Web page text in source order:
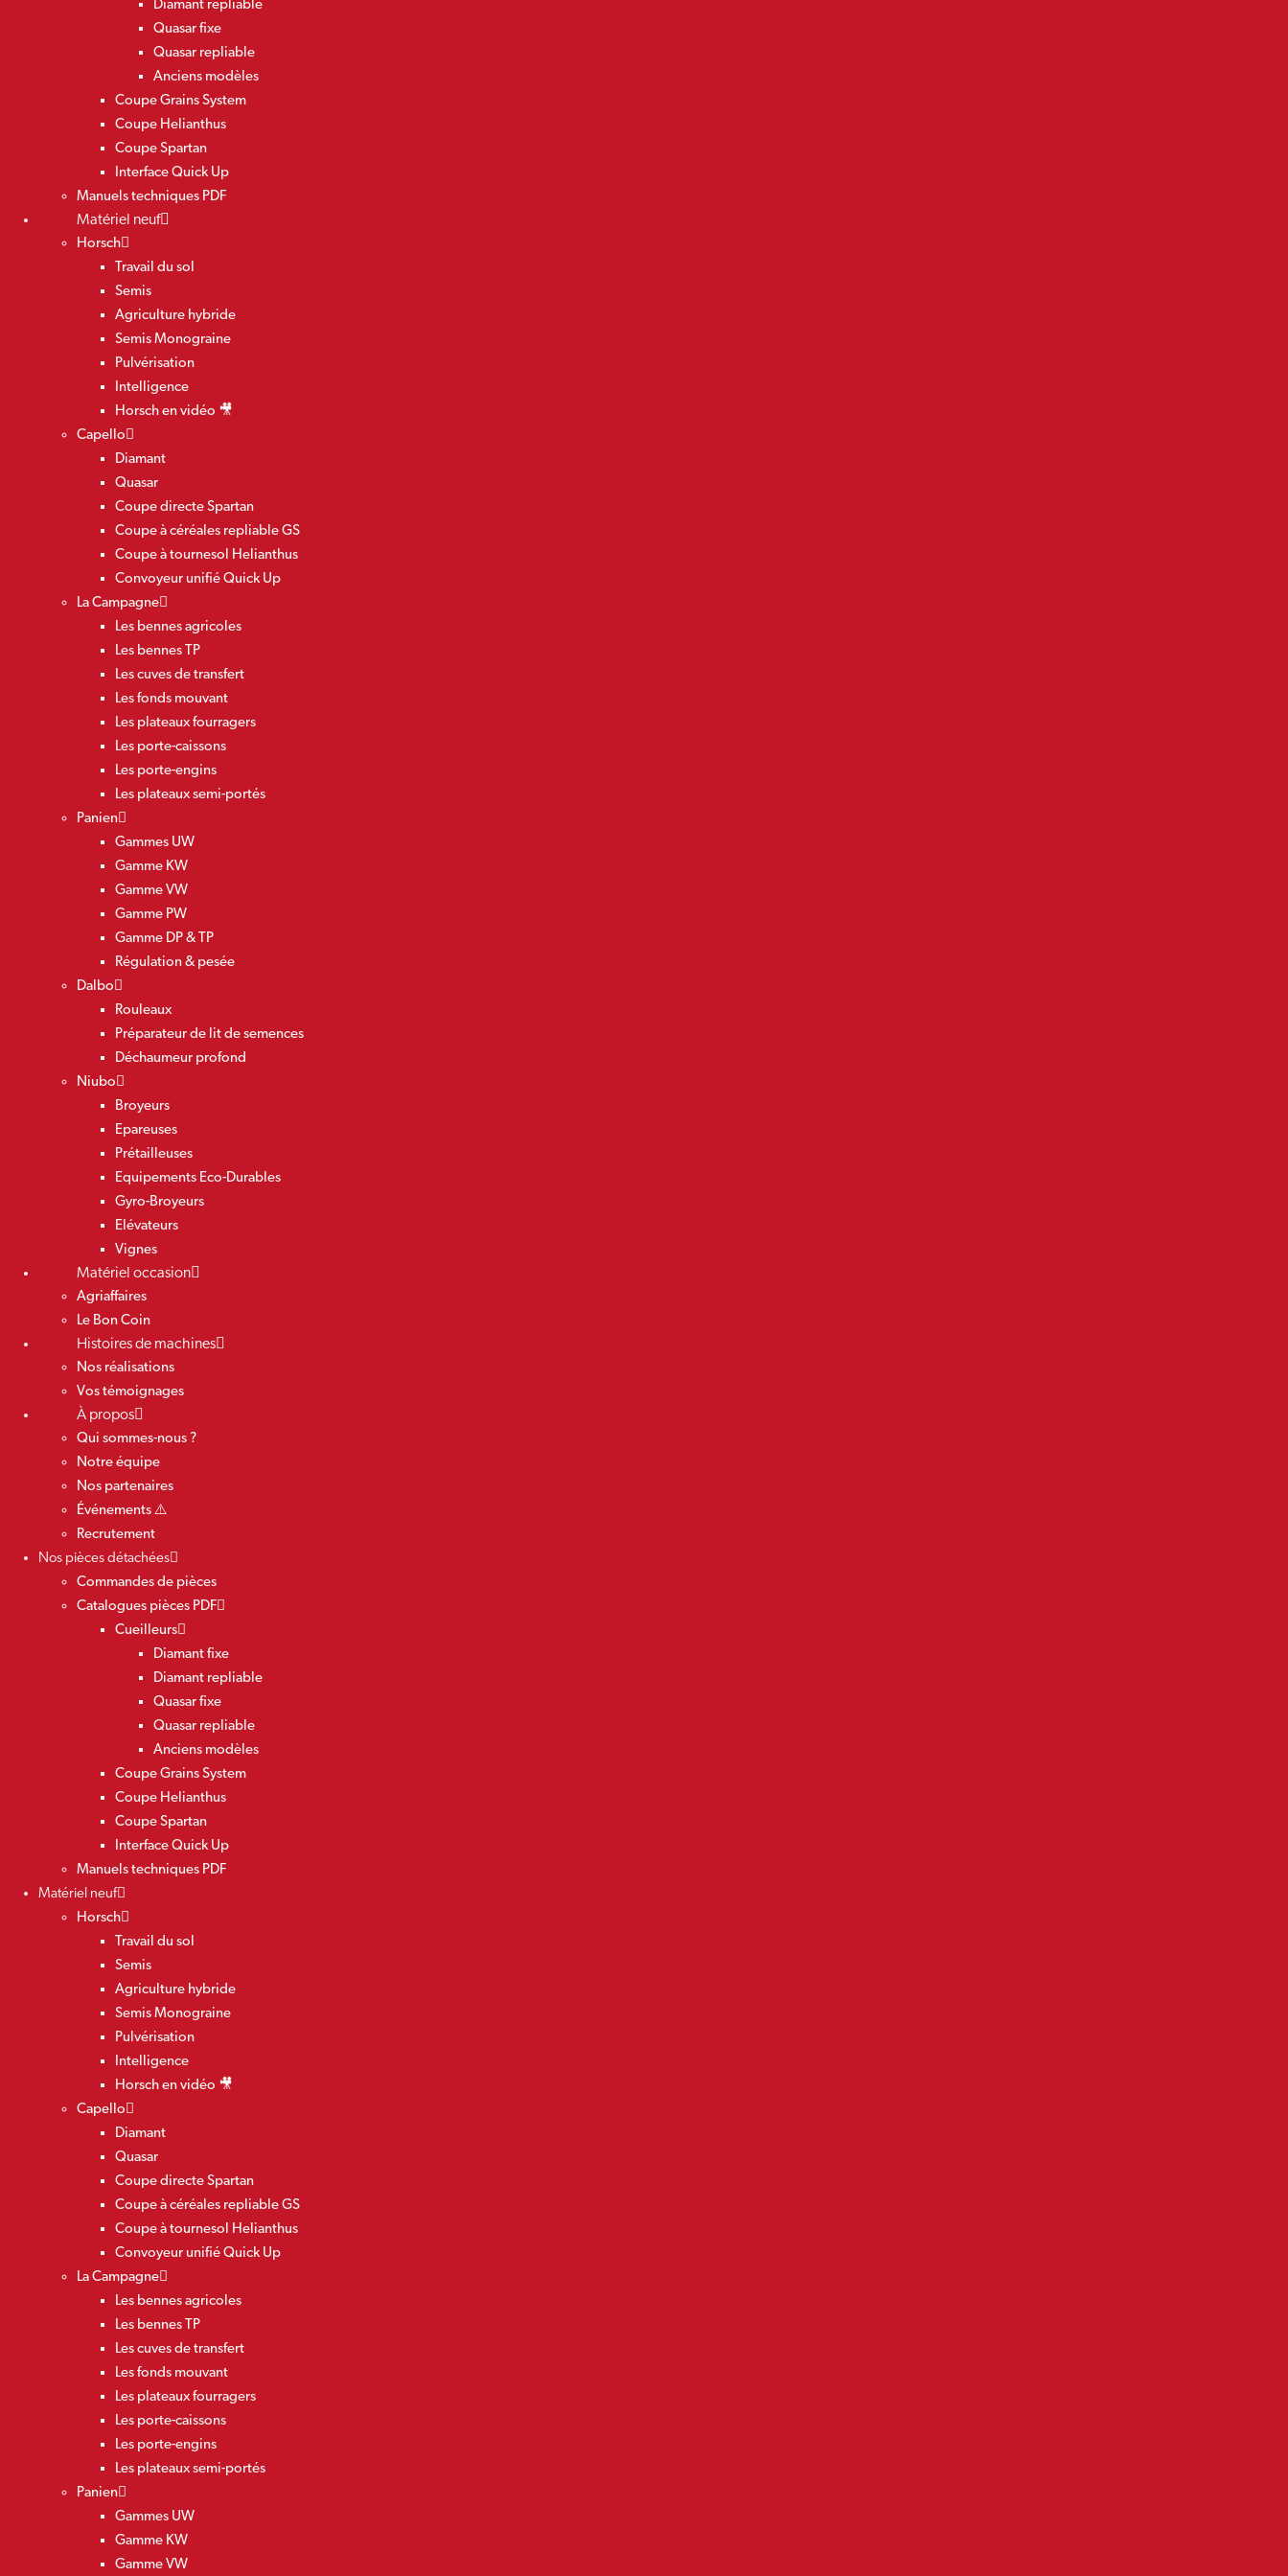
Diamant repliable
Quasar fixe
Quasar repliable
Anciens modèles
Coupe Grains System
Coupe Helianthus
Coupe Spartan
Interface Quick Up
Manuels techniques PDF
Matériel neuf
Horsch
Travail du sol
Semis
Agriculture hybride
Semis Monograine
Pulvérisation
Intelligence
Horsch en vidéo 🎥
Capello
Diamant
Quasar
Coupe directe Spartan
Coupe à céréales repliable GS
Coupe à tournesol Helianthus
Convoyeur unifié Quick Up
La Campagne
Les bennes agricoles
Les bennes TP
Les cuves de transfert
Les fonds mouvant
Les plateaux fourragers
Les porte-caissons
Les porte-engins
Les plateaux semi-portés
Panien
Gammes UW
Gamme KW
Gamme VW
Gamme PW
Gamme DP & TP
Régulation & pesée
Dalbo
Rouleaux
Préparateur de lit de semences
Déchaumeur profond
Niubo
Broyeurs
Epareuses
Prétailleuses
Equipements Eco-Durables
Gyro-Broyeurs
Elévateurs
Vignes
Matériel occasion
Agriaffaires
Le Bon Coin
Histoires de machines
Nos réalisations
Vos témoignages
À propos
Qui sommes-nous ?
Notre équipe
Nos partenaires
Événements ⚠️
Recrutement
Nos pièces détachées
Commandes de pièces
Catalogues pièces PDF
Cueilleurs
Diamant fixe
Diamant repliable
Quasar fixe
Quasar repliable
Anciens modèles
Coupe Grains System
Coupe Helianthus
Coupe Spartan
Interface Quick Up
Manuels techniques PDF
Matériel neuf
Horsch
Travail du sol
Semis
Agriculture hybride
Semis Monograine
Pulvérisation
Intelligence
Horsch en vidéo 🎥
Capello
Diamant
Quasar
Coupe directe Spartan
Coupe à céréales repliable GS
Coupe à tournesol Helianthus
Convoyeur unifié Quick Up
La Campagne
Les bennes agricoles
Les bennes TP
Les cuves de transfert
Les fonds mouvant
Les plateaux fourragers
Les porte-caissons
Les porte-engins
Les plateaux semi-portés
Panien
Gammes UW
Gamme KW
Gamme VW